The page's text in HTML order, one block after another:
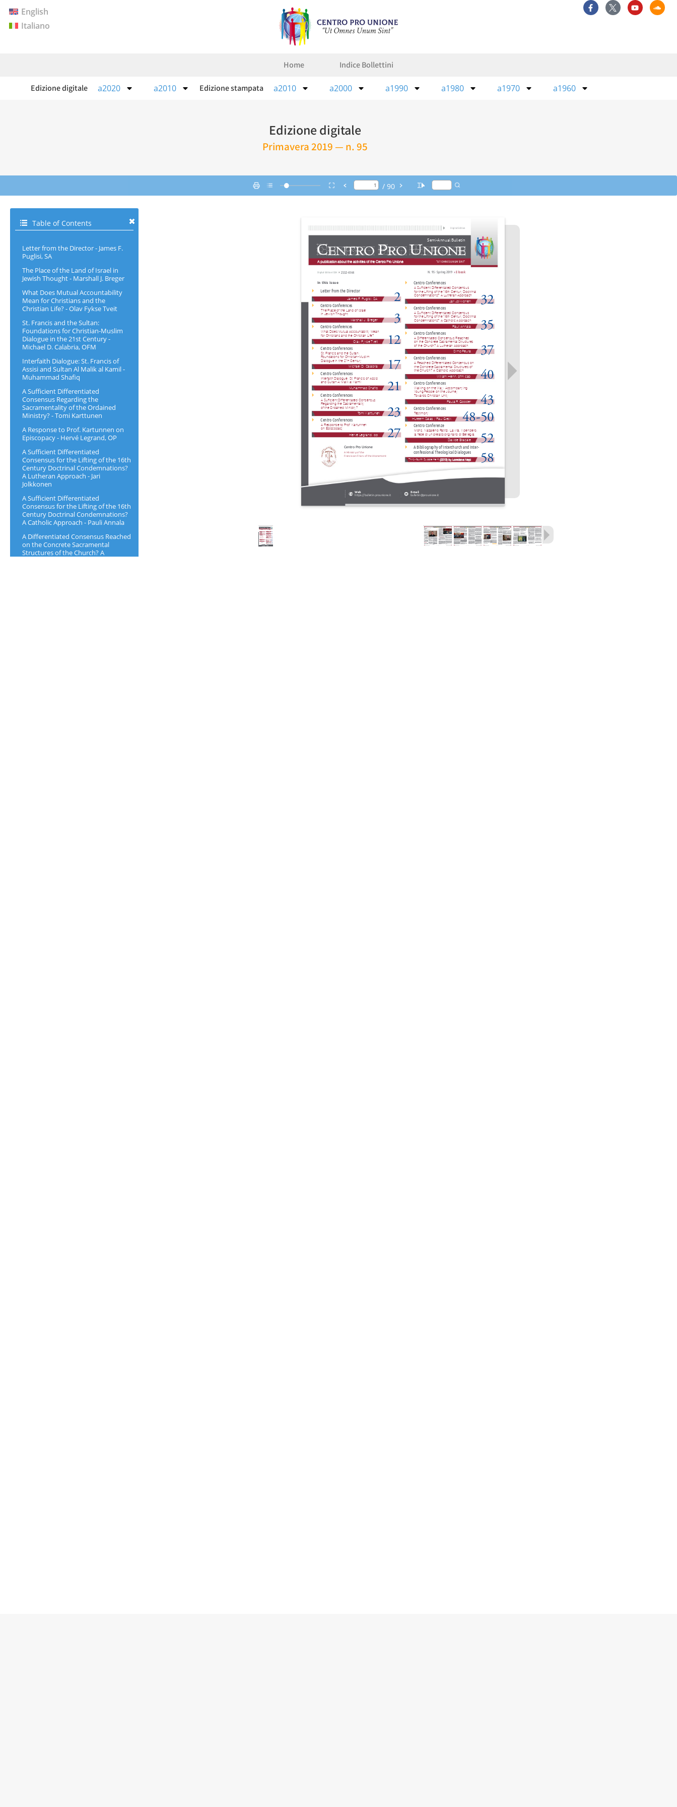
English
Italiano
Home Indice Bollettini
Edizione digitale a2020 a2010 Edizione stampata a2010 a2000 a1990 a1980 a1970 a1960
Edizione digitale
Primavera 2019 — n. 95